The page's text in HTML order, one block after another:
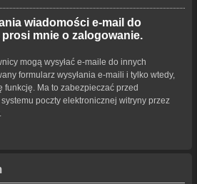
wiadomości e-mail do
mnie o zalogowanie.
mogą wysyłać e-maile do innych
formularz wysyłania e-maili i tylko wtedy,
funkcję. Ma to zabezpieczać przed
poczty elektronicznej witryny przez